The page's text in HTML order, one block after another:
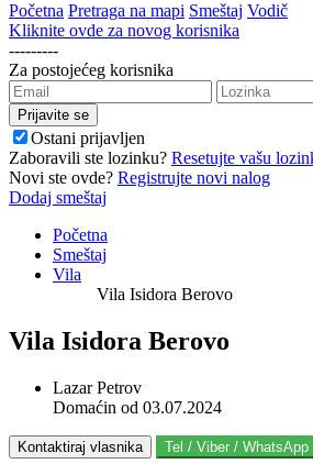
Početna Pretraga na mapi Smeštaj Vodič
Kliknite ovde za novog korisnika
---------
Za postojećeg korisnika
Ostani prijavljen
Zaboravili ste lozinku? Resetujte vašu
Novi ste ovde? Registrujte novi nalog
Dodaj smeštaj
Početna
Smeštaj
Vila
Vila Isidora Berovo
Vila Isidora Berovo
Lazar Petrov
Domaćin od 03.07.2024